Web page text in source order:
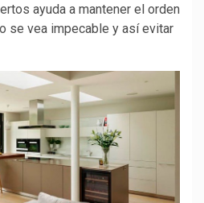
ayuda a mantener el orden
se vea impecable y así evitar